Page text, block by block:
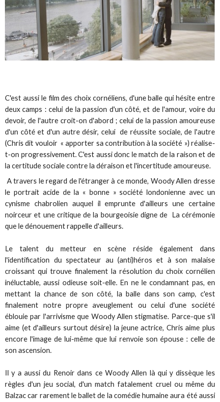
C'est aussi le film des choix cornéliens, d'une balle qui hésite entre
deux camps : celui de la passion d'un côté, et de l'amour, voire du
devoir, de l'autre croit-on d'abord ; celui de la passion amoureuse
d'un côté et d'un autre désir, celui de réussite sociale, de l'autre
(Chris dit vouloir « apporter sa contribution à la société ») réalise-
t-on progressivement. C'est aussi donc le match de la raison et de
la certitude sociale contre la déraison et l'incertitude amoureuse.
A travers le regard de l'étranger à ce monde, Woody Allen dresse
le portrait acide de la « bonne » société londonienne avec un
cynisme chabrolien auquel il emprunte d'ailleurs une certaine
noirceur et une critique de la bourgeoisie digne de La cérémonie
que le dénouement rappelle d'ailleurs.
Le talent du metteur en scène réside également dans
l'identification du spectateur au (anti)héros et à son malaise
croissant qui trouve finalement la résolution du choix cornélien
inéluctable, aussi odieuse soit-elle. En ne le condamnant pas, en
mettant la chance de son côté, la balle dans son camp, c'est
finalement notre propre aveuglement ou celui d'une société
éblouie par l'arrivisme que Woody Allen stigmatise. Parce-que s'il
aime (et d'ailleurs surtout désire) la jeune actrice, Chris aime plus
encore l'image de lui-même que lui renvoie son épouse : celle de
son ascension.
Il y a aussi du Renoir dans ce Woody Allen là qui y dissèque les
règles d'un jeu social, d'un match fatalement cruel ou même du
Balzac car rarement le ballet de la comédie humaine aura été aussi